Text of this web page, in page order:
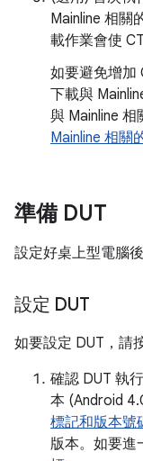
Mainline 相關
載作業會使
如要避免增加
下載與
與 Mainline 相
Mainline 相關
準備 DUT
設定好桌上型電腦
設定 DUT
如要設定 DUT，請
確認 DUT 執
本 (Android
標記和版本號
版本。如要進